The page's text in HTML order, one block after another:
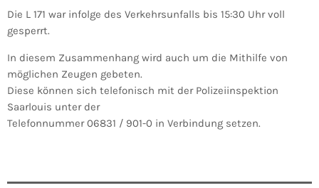
Die L 171 war infolge des Verkehrsunfalls bis 15:30 Uhr voll
gesperrt.
In diesem Zusammenhang wird auch um die Mithilfe von
möglichen Zeugen gebeten.
Diese können sich telefonisch mit der Polizeiinspektion
Saarlouis unter der
Telefonnummer 06831 / 901-0 in Verbindung setzen.